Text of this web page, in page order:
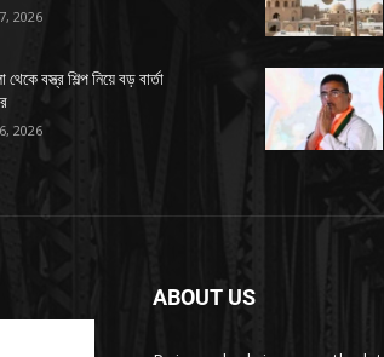
2026
থেকে বস্ত্র শিল্প নিয়ে বড় বার্তা
2026
ABOUT US